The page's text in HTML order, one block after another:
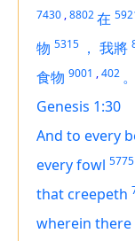
7430 ,8802在
物 5315 ， 我將
食物 9001 ,402 。
Genesis 1:30
And to every
every fowl 5775
that creepeth
wherein there